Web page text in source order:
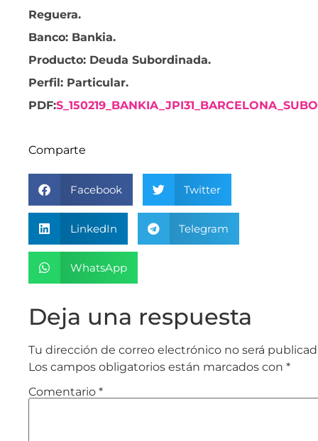
Reguera.
Banco: Bankia.
Producto: Deuda Subordinada.
Perfil: Particular.
PDF:
Comparte
Facebook Twitter
LinkedIn Telegram
WhatsApp
Deja una respuesta
Tu dirección de correo electrónico no será
Los campos obligatorios están marcados con *
Comentario *